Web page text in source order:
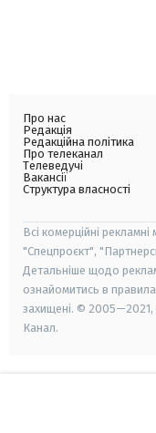
Про нас
Редакція
Редакційна політика
Про телеканал
Телеведучі
Вакансії
Структура власності
Всі комерційні
"Спецпроєкт",
Детальніше щодо
ознайомитись в
захищені. ©
Канал.